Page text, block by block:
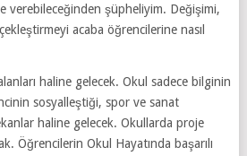
verebileceğinden şüpheliyim. Değişimi,
acaba öğrencilerine nasıl
haline gelecek. Okul sadece bilginin
sosyalleştiği, spor ve sanat
haline gelecek. Okullarda proje
Öğrencilerin Okul Hayatında başarılı